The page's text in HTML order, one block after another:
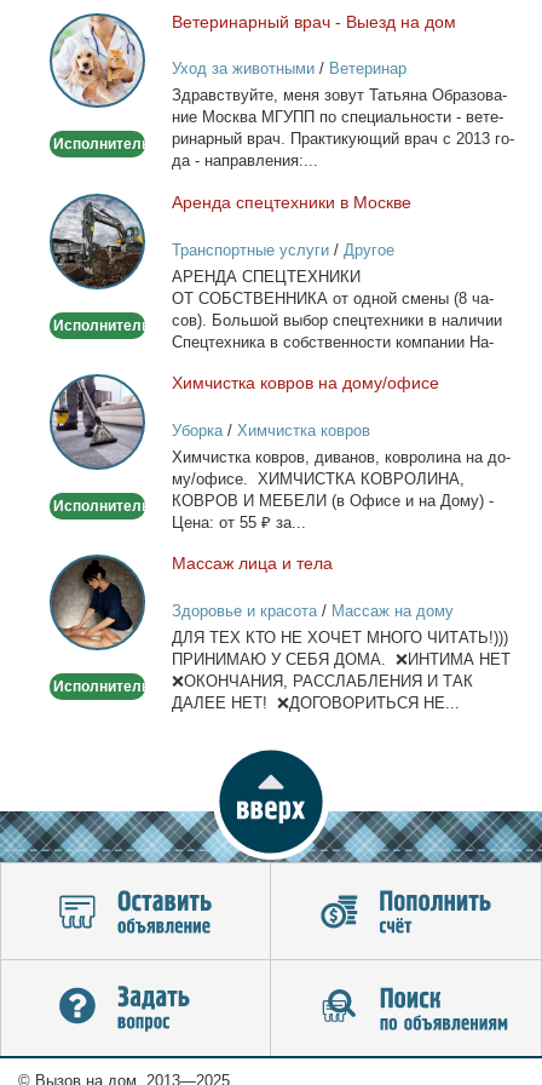
Ветеринарный
врач
-
Выезд
дом
Исполнитель
Ве­те­ри­нар­ный врач - Вы­езд на дом
Уход за животными/ Ветеринар
Здрав­ствуй­те, ме­ня зо­вут Та­тья­на Об­ра­зо­ва­
ние Москва МГУПП по спе­ци­аль­но­сти - ве­те­
ри­нар­ный врач. Прак­ти­ку­ю­щий врач с 2013 го­
да - на­прав­ле­ния:...
Аренда
спецтехники
в
Москве
Исполнитель
Арен­да спец­тех­ни­ки в Москве
Транспортные услуги/ Другое
АРЕНДА СПЕЦТЕХНИКИ
ОТ СОБСТВЕННИКА от од­ной сме­ны (8 ча­
сов). Боль­шой вы­бор спец­тех­ни­ки в на­ли­чии
Спец­тех­ни­ка в соб­ствен­но­сти ком­па­нии На­
Химчистка
ковров
на
дому/
Исполнитель
Хим­чист­ка ков­ров на до­му/офи­се
Уборка/ Химчистка ковров
Хим­чист­ка ков­ров, ди­ва­нов, ков­ро­ли­на на до­
му/офи­се. ХИМЧИСТКА КОВРОЛИНА,
КОВРОВ И МЕБЕЛИ (в Офи­се и на До­му) -
Це­на: от 55 ₽ за...
Массаж
лица
и
тела
Исполнитель
Мас­саж ли­ца и те­ла
Здоровье и красота/ Массаж на дому
ДЛЯ ТЕХ КТО НЕ ХОЧЕТ МНОГО ЧИТАТЬ!)))
ПРИНИМАЮ У СЕБЯ ДОМА. ❌ИНТИМА НЕТ
❌ОКОНЧАНИЯ, РАССЛАБЛЕНИЯ И ТАК
ДАЛЕЕ НЕТ! ❌ДОГОВОРИТЬСЯ НЕ...
© Вызов на дом, 2013—2025